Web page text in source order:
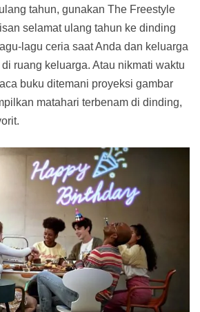
tahun, gunakan The Freestyle
selamat ulang tahun ke dinding
lagu ceria saat Anda dan keluarga
ruang keluarga. Atau nikmati waktu
buku ditemani proyeksi gambar
matahari terbenam di dinding,